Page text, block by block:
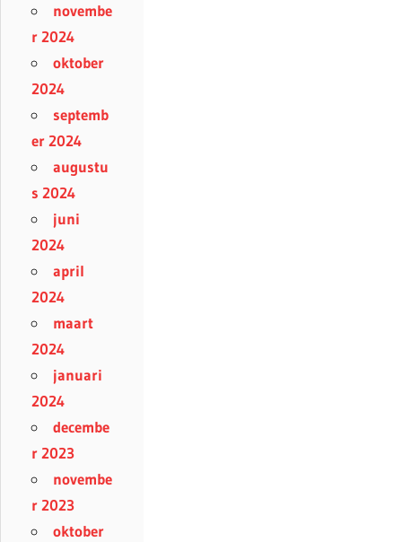
novembe
r 2024
oktober
2024
septemb
er 2024
augustu
s 2024
juni
2024
april
2024
maart
2024
januari
2024
decembe
r 2023
novembe
r 2023
oktober